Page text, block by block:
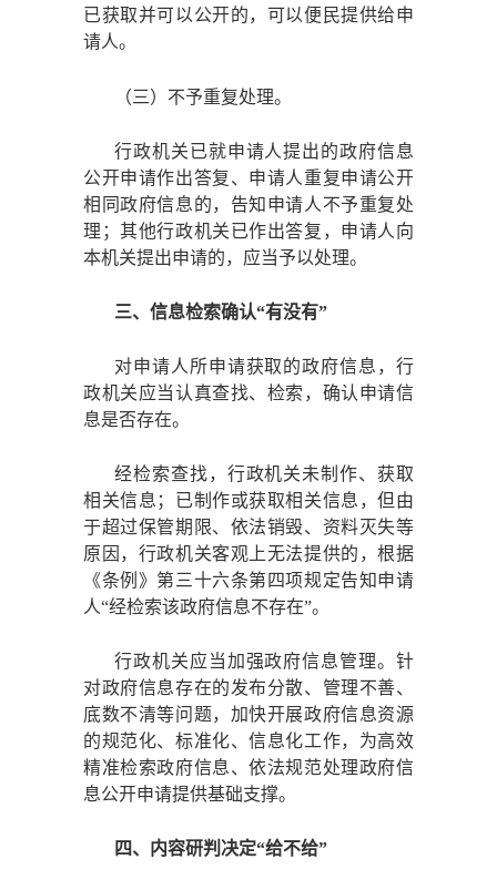
已获取并可以公开的，可以便民提供给申
请人。
（三）不予重复处理。
行政机关已就申请人提出的政府信息
公开申请作出答复、申请人重复申请公开
相同政府信息的，告知申请人不予重复处
理；其他行政机关已作出答复，申请人向
本机关提出申请的，应当予以处理。
三、信息检索确认“有没有”
对申请人所申请获取的政府信息，行
政机关应当认真查找、检索，确认申请信
息是否存在。
经检索查找，行政机关未制作、获取
相关信息；已制作或获取相关信息，但由
于超过保管期限、依法销毁、资料灭失等
原因，行政机关客观上无法提供的，根据
《条例》第三十六条第四项规定告知申请
人“经检索该政府信息不存在”。
行政机关应当加强政府信息管理。针
对政府信息存在的发布分散、管理不善、
底数不清等问题，加快开展政府信息资源
的规范化、标准化、信息化工作，为高效
精准检索政府信息、依法规范处理政府信
息公开申请提供基础支撑。
四、内容研判决定“给不给”